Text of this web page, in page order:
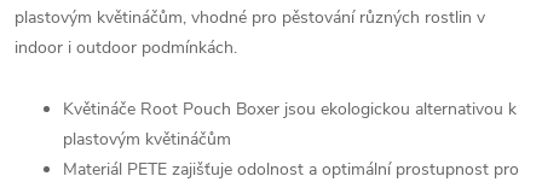
plastovým květináčům, vhodné pro pěstování různých rostlin v
indoor i outdoor podmínkách.
Květináče Root Pouch Boxer jsou ekologickou alternativou k
plastovým květináčům
Materiál PETE zajišťuje odolnost a optimální prostupnost pro